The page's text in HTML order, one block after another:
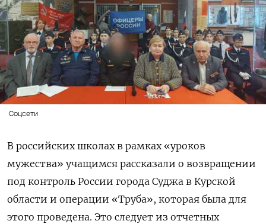
Соцсети
В российских школах в рамках «уроков
мужества» учащимся рассказали о возвращении
под контроль России города Суджа в Курской
области и операции «Труба», которая была для
этого проведена. Это следует из отчетных